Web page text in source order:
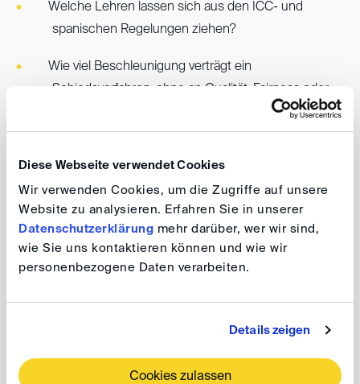
Diese Webseite verwendet Cookies
Wir verwenden Cookies, um die Zugriffe auf unsere
Website zu analysieren. Erfahren Sie in unserer
Datenschutzerklärung mehr darüber, wer wir sind,
wie Sie uns kontaktieren können und wie wir
personenbezogene Daten verarbeiten.
Details zeigen
Cookies zulassen
Welche Lehren lassen sich aus den ICC- und
spanischen Regelungen ziehen?
Wie viel Beschleunigung verträgt ein
Schiedsverfahren, ohne an Qualität, Fairness oder
für solche Instrumente?
Und: Sollte auch die DIS perspektivisch ein Hyper-
Expedited-Verfahren vorsehen?
und ersten Gesprächen ein. Die Panel-Diskussion
beginnt um ca. 19:30 Uhr und schließt mit einer offenen
geselliges Get-together mit weiteren Snacks und